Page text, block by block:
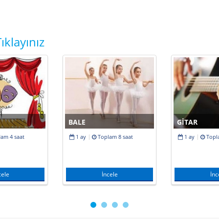
4 saat
BALE
1 ay Toplam 8 saat
İncele
GITAR
1 ay